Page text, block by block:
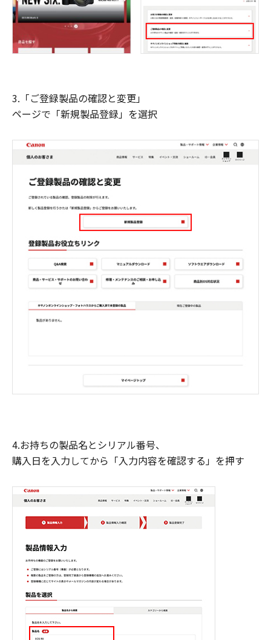
3.「ご登録製品の確認と変更」
ページで「新規製品登録」を選択
4.お持ちの製品名とシリアル番号、
購入日を入力してから「入力内容を確認する」を押す